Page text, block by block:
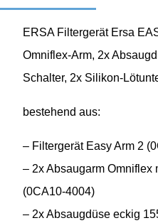
ERSA Filtergerät Ersa
Omniflex-Arm, 2x
Schalter, 2x Silikon-
bestehend aus:
– Filtergerät Easy Arm 2
– 2x Absaugarm Omniflex
(0CA10-4004)
– 2x Absaugdüse eckig